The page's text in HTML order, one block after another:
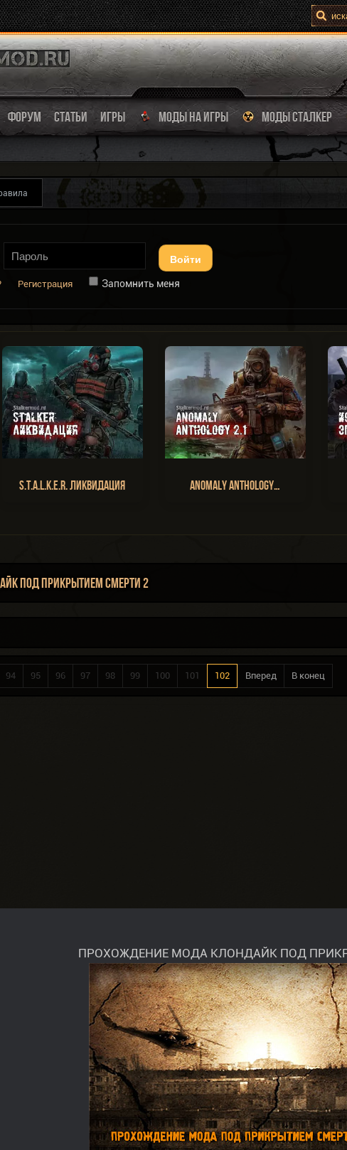
ФОРУМ СТАТЬИ ИГРЫ МОДЫ НА ИГРЫ МОДЫ СТАЛКЕР
Войти
Регистрация Запомнить меня
S.T.A.L.K.E.R. Ликвидация Anomaly Anthology…
Под Прикрытием Смерти 2
94 95 96 97 98 99 100 101 102 Вперед В конец
ПРОХОЖДЕНИЕ МОДА КЛОНДАЙК ПОД